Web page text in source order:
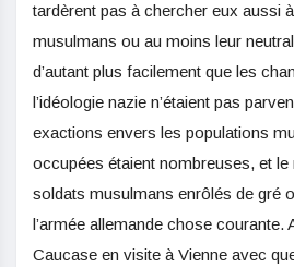
tardèrent pas à chercher eux aussi
musulmans ou au moins leur
d’autant plus facilement que les
l’idéologie nazie n’étaient pas
exactions envers les populations
occupées étaient nombreuses, et
soldats musulmans enrôlés de gré
l’armée allemande chose courante.
Caucase en visite à Vienne avec